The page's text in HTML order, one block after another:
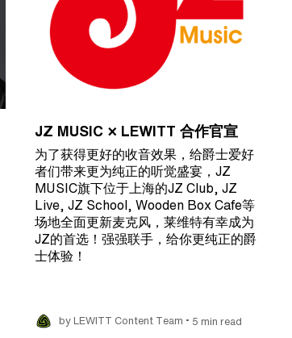
JZ MUSIC × LEWITT 合作官宣
为了获得更好的收音效果，给爵士爱好
者们带来更为纯正的听觉盛宴，JZ
MUSIC旗下位于上海的JZ Club, JZ
Live, JZ School, Wooden Box Cafe等
场地全面更新麦克风，莱维特有幸成为
JZ的首选！强强联手，给你更纯正的爵
士体验！
by LEWITT Content Team • 5 min read